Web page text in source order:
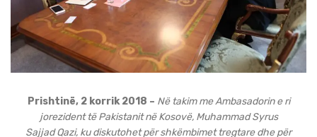
Prishtinë, 2 korrik 2018 – Në takim me Ambasadorin e ri
jorezident të Pakistanit në Kosovë, Muhammad Syrus
Sajjad Qazi, ku diskutohet për shkëmbimet tregtare dhe për